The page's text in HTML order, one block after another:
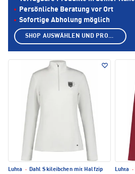
Luhta · Dahl Skileibchen mit Halfzip
Luhta ·
Persönliche Beratung vor Ort
Sofortige Abholung möglich
SHOP AUSWÄHLEN UND PRODUKTE ANZEIGEN